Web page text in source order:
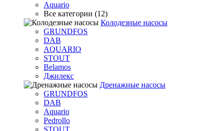
Aquario
Все категории (12)
Колодезные насосы
GRUNDFOS
DAB
AQUARIO
STOUT
Belamos
Джилекс
Дренажные насосы
GRUNDFOS
DAB
Aquario
Pedrollo
STOUT